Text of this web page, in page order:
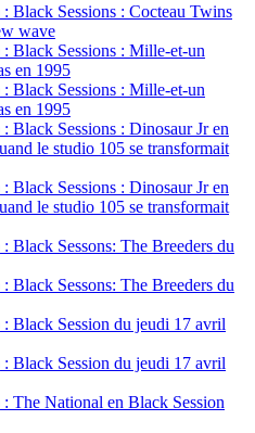
Black Sessions : Cocteau Twins
wave
Black Sessions : Mille-et-un
en 1995
Black Sessions : Mille-et-un
en 1995
Black Sessions : Dinosaur Jr en
le studio 105 se transformait
Black Sessions : Dinosaur Jr en
le studio 105 se transformait
Black Sessons: The Breeders du
Black Sessons: The Breeders du
Black Session du jeudi 17 avril
Black Session du jeudi 17 avril
The National en Black Session